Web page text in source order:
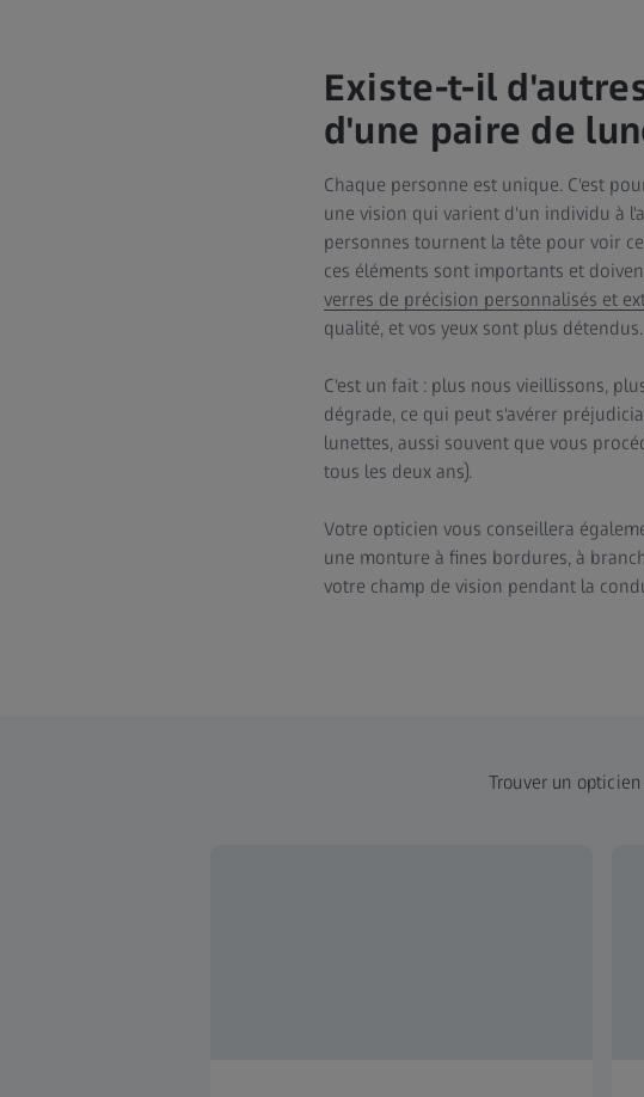
Existe-t-il
d'une paire de
Chaque personne est unique. C'est
une vision qui varient d'un individu à
personnes tournent la tête pour voir
ces éléments sont importants et
verres de précision personnalisés et
qualité, et vos yeux sont plus détendus.
C'est un fait : plus nous vieillissons,
dégrade, ce qui peut s'avérer
lunettes, aussi souvent que vous
tous les deux ans).
Votre opticien vous conseillera
une monture à fines bordures, à
votre champ de vision pendant la
Trouver un